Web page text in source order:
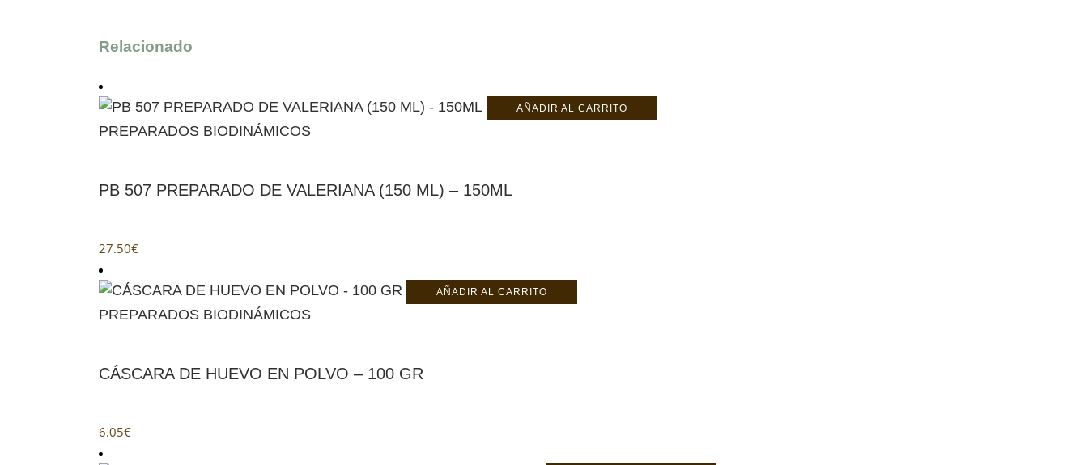
Relacionado
AÑADIR AL CARRITO
PREPARADOS BIODINÁMICOS
PB 507 PREPARADO DE VALERIANA (150 ML) – 150ML
27.50€
AÑADIR AL CARRITO
PREPARADOS BIODINÁMICOS
CÁSCARA DE HUEVO EN POLVO – 100 GR
6.05€